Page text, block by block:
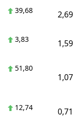
39,68 2,69
3,83 1,59
51,80
1,07
12,74 0,71